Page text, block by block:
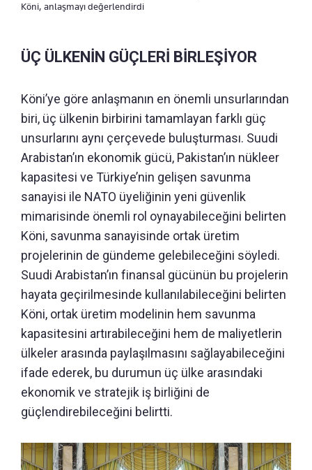
Köni, anlaşmayı değerlendirdi
ÜÇ ÜLKENİN GÜÇLERİ BİRLEŞİYOR
Köni’ye göre anlaşmanın en önemli unsurlarından
biri, üç ülkenin birbirini tamamlayan farklı güç
unsurlarını aynı çerçevede buluşturması. Suudi
Arabistan’ın ekonomik gücü, Pakistan’ın nükleer
kapasitesi ve Türkiye’nin gelişen savunma
sanayisi ile NATO üyeliğinin yeni güvenlik
mimarisinde önemli rol oynayabileceğini belirten
Köni, savunma sanayisinde ortak üretim
projelerinin de gündeme gelebileceğini söyledi.
Suudi Arabistan’ın finansal gücünün bu projelerin
hayata geçirilmesinde kullanılabileceğini belirten
Köni, ortak üretim modelinin hem savunma
kapasitesini artırabileceğini hem de maliyetlerin
ülkeler arasında paylaşılmasını sağlayabileceğini
ifade ederek, bu durumun üç ülke arasındaki
ekonomik ve stratejik iş birliğini de
güçlendirebileceğini belirtti.